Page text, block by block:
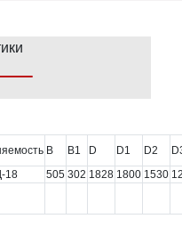
В В1 D D1 D2
18 505 302 1828 1800 1530